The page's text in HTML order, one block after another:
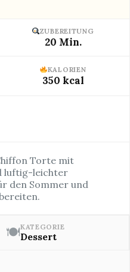
ZUBEREITUNG
20 Min.
KALORIEN
350 kcal
Torte mit
luftig-leichter
den Sommer und
🍽KATEGORIE
Dessert